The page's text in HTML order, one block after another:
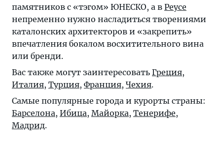
памятников с «тэгом» ЮНЕСКО, а в Реусе
непременно нужно насладиться творениями
каталонских архитекторов и «закрепить»
впечатления бокалом восхитительного вина
или бренди.
Вас также могут заинтересовать Греция,
Италия, Турция, Франция, Чехия.
Самые популярные города и курорты страны:
Барселона, Ибица, Майорка, Тенерифе,
Мадрид.